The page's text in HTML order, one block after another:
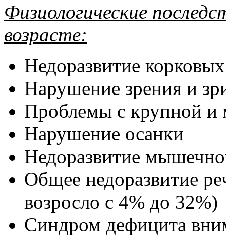
Физиологические
возрасте:
Недоразвитие
Нарушение зрения и
Проблемы с крупной и
Нарушение осанки
Недоразвитие
Общее недоразвитие
возросло с 4% до 32%)
Синдром дефицита